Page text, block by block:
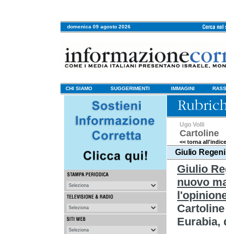
domenica 09 agosto 2026
CHI SIAMO SUGGERIMENTI IMMAGINI
Ugo Volli
Cartoline
<< torna
Giulio
Giulio
nuovo
Eurabia,